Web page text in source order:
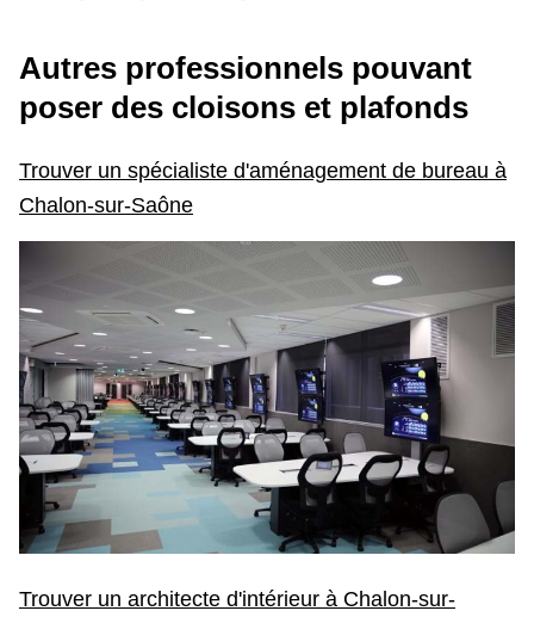
Autres professionnels pouvant
poser des cloisons et plafonds
Trouver un spécialiste d'aménagement de bureau à
Chalon-sur-Saône
Trouver un architecte d'intérieur à Chalon-sur-